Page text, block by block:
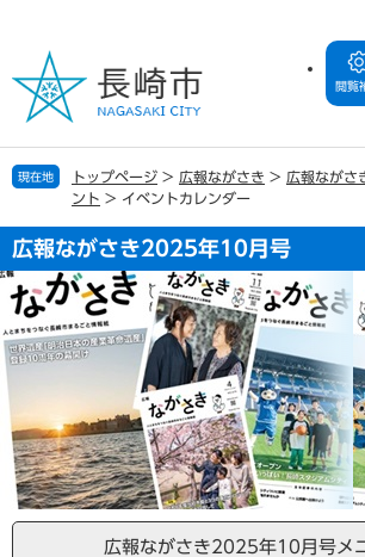
の
で
す
ー
ば
し
本
文
閲覧
現在地 トップページ > 広報ながさき > 広報なが
ント > イベントカレンダー
広報ながさき2025年10月号
広報ながさき2025年10月号メ